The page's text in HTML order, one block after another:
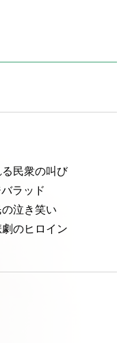
民衆の叫び
ラッド
の泣き笑い
のヒロイン